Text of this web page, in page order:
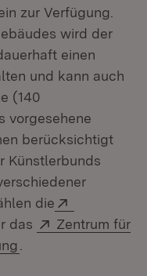
zur Verfügung.
wird der
in neuem
einen
und kann auch
(140
vorgesehene
berücksichtigt
Künstlerbunds
die
in neuem Fenster)
das Extern:
Zentrum für